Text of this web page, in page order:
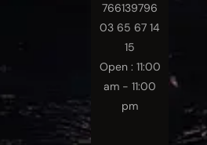
766139796
03 65 67 14
15
Open : 11:00
am - 11:00
pm